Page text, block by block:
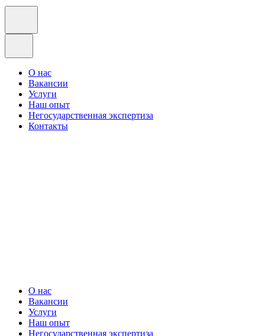
О нас
Вакансии
Услуги
Наш опыт
Негосударственная экспертиза
Контакты
О нас
Вакансии
Услуги
Наш опыт
Негосударственная экспертиза